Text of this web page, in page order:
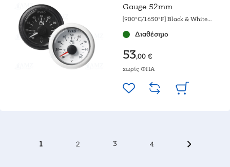
Gauge 52mm
[900°C/1650°F] Black & White
Διαθέσιμο
53,00 €
χωρίς ΦΠΑ
1 2 3 4